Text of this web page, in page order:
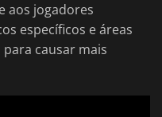
aos jogadores
específicos e áreas
causar mais